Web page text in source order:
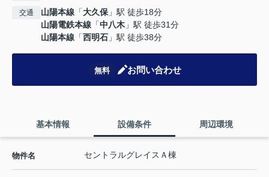
交通 山陽本線 「大久保」駅 徒歩18分
山陽電鉄本線 「中八木 」駅 徒歩31分
山陽本線 「西明石 」駅 徒歩38分
無料 お問い合わせ
基本情報 設備条件 周辺環境
物件名 セントラルグレイスＡ棟